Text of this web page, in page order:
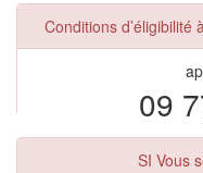
Conditions d’éligibilité
09
SI Vous